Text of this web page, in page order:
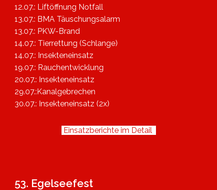
12.07.: Liftöffnung Notfall
13.07.: BMA Täuschungsalarm
13.07.: PKW-Brand
14.07.: Tierrettung (Schlange)
14.07.: Insekteneinsatz
19.07.: Rauchentwicklung
20.07.: Insekteneinsatz
29.07.:Kanalgebrechen
30.07.: Insekteneinsatz (2x)
Einsatzberichte im Detail
53. Egelseefest